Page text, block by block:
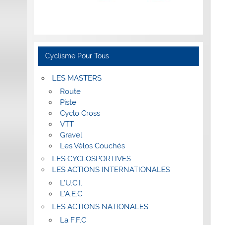
Cyclisme Pour Tous
LES MASTERS
Route
Piste
Cyclo Cross
VTT
Gravel
Les Vélos Couchés
LES CYCLOSPORTIVES
LES ACTIONS INTERNATIONALES
L’U.C.I.
L’A.E.C
LES ACTIONS NATIONALES
La F.F.C